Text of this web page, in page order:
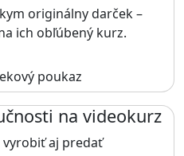
originálny darček –
ich obľúbený kurz.
poukaz
na videokurz
vyrobiť aj predať